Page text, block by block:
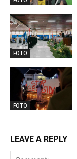
FOTO
FOTO
LEAVE A REPLY